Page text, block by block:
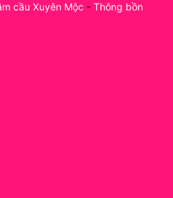
cầu Xuyên Mộc - Thông bồn